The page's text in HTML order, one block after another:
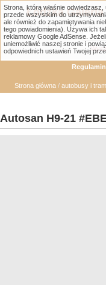
Łódzka
Regulamin
Strona główna / autobusy i
Autosan H9-21
Strona, którą właśnie
przede wszystkim do
ale również do zapamiętywania
tego powiadomienia). Używa ich
reklamowy Google AdSense.
uniemożliwić naszej stronie i
odpowiednich ustawień Twojej